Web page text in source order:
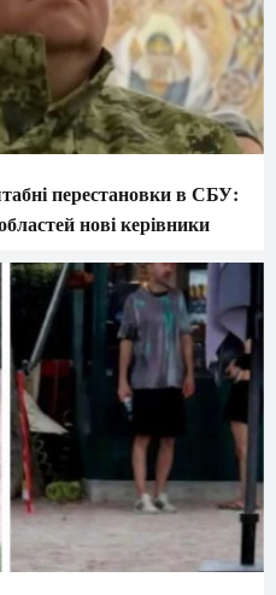
перестановки в СБУ:
нові керівники